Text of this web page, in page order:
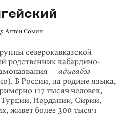
Антон Сомин
северокавказской
род­ственник кабардино-
— адыгабзэ
В России, на родине языка,
117 тысяч человек,
Турции, Иордании, Сирии,
живет более 300 тысяч